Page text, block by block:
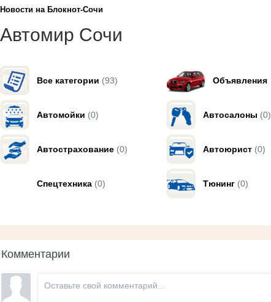
Новости на Блoкнoт-Сочи
Автомир Сочи
Все категории (93) Объявления
Автомойки (0) Автосалоны (0)
Автострахование (0) Автоюрист (0)
Спецтехника (0) Тюнинг (0)
Комментарии